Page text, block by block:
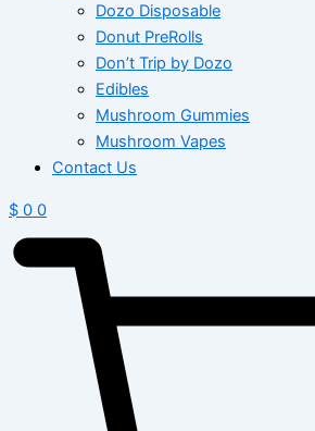
Dozo Disposable
Donut PreRolls
Don’t Trip by Dozo
Edibles
Mushroom Gummies
Mushroom Vapes
Contact Us
$ 0 0